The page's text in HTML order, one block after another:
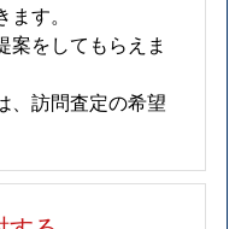
す。
案をしてもらえま
、訪問査定の希望